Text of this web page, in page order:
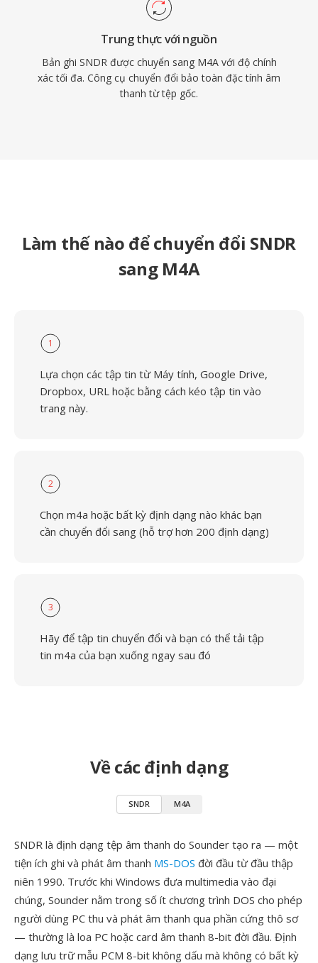
Trung thực với nguồn
Bản ghi SNDR được chuyển sang M4A với độ chính
xác tối đa. Công cụ chuyển đổi bảo toàn đặc tính âm
thanh từ tệp gốc.
Làm thế nào để chuyển đổi SNDR
sang M4A
1
Lựa chọn các tập tin từ Máy tính, Google Drive,
Dropbox, URL hoặc bằng cách kéo tập tin vào
trang này.
2
Chọn m4a hoặc bất kỳ định dạng nào khác bạn
cần chuyển đổi sang (hỗ trợ hơn 200 định dạng)
3
Hãy để tập tin chuyển đổi và bạn có thể tải tập
tin m4a của bạn xuống ngay sau đó
Về các định dạng
SNDR M4A
SNDR là định dạng tệp âm thanh do Sounder tạo ra — một
tiện ích ghi và phát âm thanh MS-DOS đời đầu từ đầu thập
niên 1990. Trước khi Windows đưa multimedia vào đại
chúng, Sounder nằm trong số ít chương trình DOS cho phép
người dùng PC thu và phát âm thanh qua phần cứng thô sơ
— thường là loa PC hoặc card âm thanh 8-bit đời đầu. Định
dạng lưu trữ mẫu PCM 8-bit không dấu mà không có bất kỳ